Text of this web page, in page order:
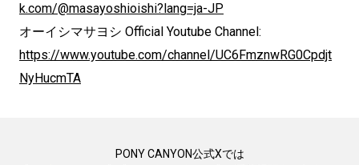
k.com/@masayoshioishi?lang=ja-JP
オーイシマサヨシ Official Youtube Channel:
https://www.youtube.com/channel/UC6FmznwRG0Cpdjt
NyHucmTA
PONY CANYON公式Xでは